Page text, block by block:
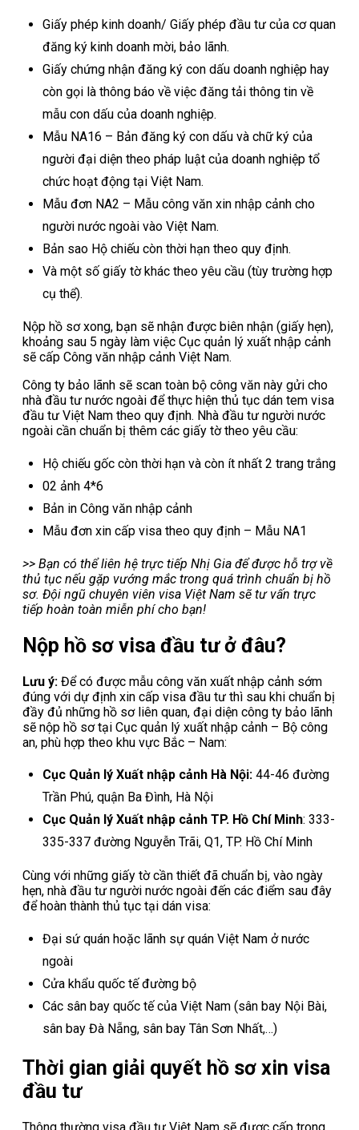
Giấy phép kinh doanh/ Giấy phép đầu tư của cơ quan
đăng ký kinh doanh mời, bảo lãnh.
Giấy chứng nhận đăng ký con dấu doanh nghiệp hay
còn gọi là thông báo về việc đăng tải thông tin về
mẫu con dấu của doanh nghiệp.
Mẫu NA16 – Bản đăng ký con dấu và chữ ký của
người đại diện theo pháp luật của doanh nghiệp tổ
chức hoạt động tại Việt Nam.
Mẫu đơn NA2 – Mẫu công văn xin nhập cảnh cho
người nước ngoài vào Việt Nam.
Bản sao Hộ chiếu còn thời hạn theo quy định.
Và một số giấy tờ khác theo yêu cầu (tùy trường hợp
cụ thể).
Nộp hồ sơ xong, bạn sẽ nhận được biên nhận (giấy hẹn),
khoảng sau 5 ngày làm việc Cục quản lý xuất nhập cảnh
sẽ cấp Công văn nhập cảnh Việt Nam.
Công ty bảo lãnh sẽ scan toàn bộ công văn này gửi cho
nhà đầu tư nước ngoài để thực hiện thủ tục dán tem visa
đầu tư Việt Nam theo quy định. Nhà đầu tư người nước
ngoài cần chuẩn bị thêm các giấy tờ theo yêu cầu:
Hộ chiếu gốc còn thời hạn và còn ít nhất 2 trang trắng
02 ảnh 4*6
Bản in Công văn nhập cảnh
Mẫu đơn xin cấp visa theo quy định – Mẫu NA1
>> Bạn có thể liên hệ trực tiếp Nhị Gia để được hỗ trợ về
thủ tục nếu gặp vướng mắc trong quá trình chuẩn bị hồ
sơ. Đội ngũ chuyên viên visa Việt Nam sẽ tư vấn trực
tiếp hoàn toàn miễn phí cho bạn!
Nộp hồ sơ visa đầu tư ở đâu?
Lưu ý: Để có được mẫu công văn xuất nhập cảnh sớm
đúng với dự định xin cấp visa đầu tư thì sau khi chuẩn bị
đầy đủ những hồ sơ liên quan, đại diện công ty bảo lãnh
sẽ nộp hồ sơ tại Cục quản lý xuất nhập cảnh – Bộ công
an, phù hợp theo khu vực Bắc – Nam:
Cục Quản lý Xuất nhập cảnh Hà Nội: 44-46 đường
Trần Phú, quận Ba Đình, Hà Nội
Cục Quản lý Xuất nhập cảnh TP. Hồ Chí Minh: 333-
335-337 đường Nguyễn Trãi, Q1, TP. Hồ Chí Minh
Cùng với những giấy tờ cần thiết đã chuẩn bị, vào ngày
hẹn, nhà đầu tư người nước ngoài đến các điểm sau đây
để hoàn thành thủ tục tại dán visa:
Đại sứ quán hoặc lãnh sự quán Việt Nam ở nước
ngoài
Cửa khẩu quốc tế đường bộ
Các sân bay quốc tế của Việt Nam (sân bay Nội Bài,
sân bay Đà Nẵng, sân bay Tân Sơn Nhất,…)
Thời gian giải quyết hồ sơ xin visa
đầu tư